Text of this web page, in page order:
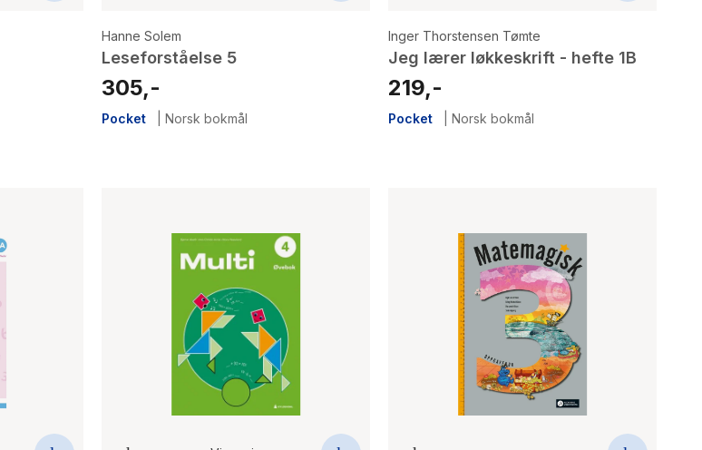
Hanne Solem
Leseforståelse 5
305,-
Pocket Norsk bokmål
Inger Thorstensen Tømte
Jeg lærer løkkeskrift - hefte 1B
219,-
Pocket Norsk bokmål